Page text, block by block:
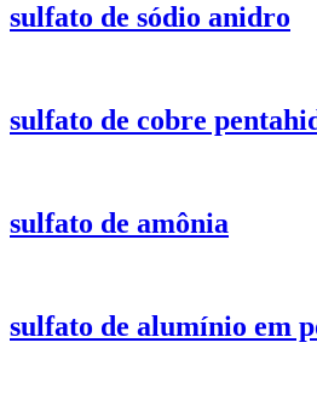
sulfato de sódio anidro
sulfato de cobre
sulfato de amônia
sulfato de alumínio em